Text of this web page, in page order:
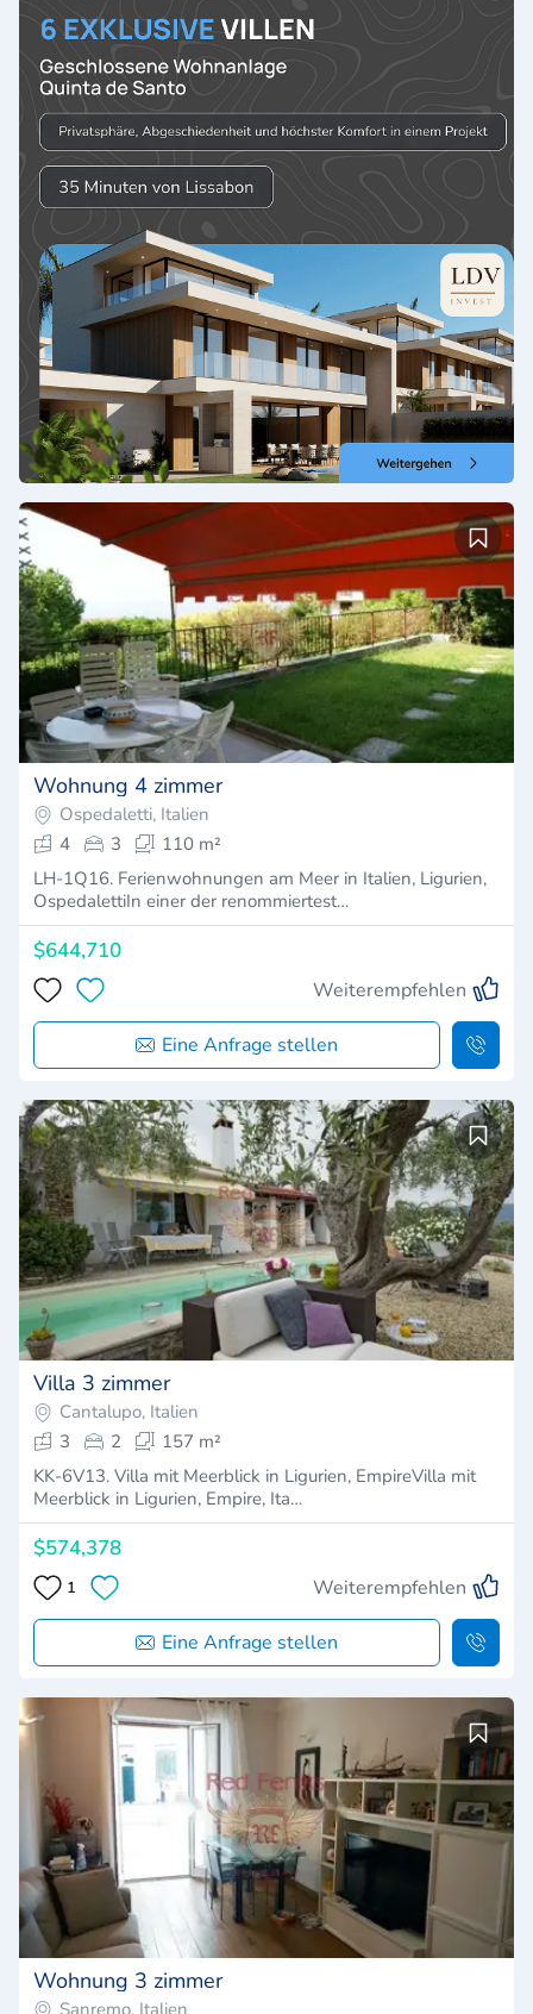
Wohnung 4 zimmer
Ospedaletti, Italien
4
3
110 m²
LH-1Q16. Ferienwohnungen am Meer in Italien, Ligurien,
OspedalettiIn einer der renommiertest…
$644,710
Weiterempfehlen
Eine Anfrage stellen
Villa 3 zimmer
Cantalupo, Italien
3
2
157 m²
KK-6V13. Villa mit Meerblick in Ligurien, EmpireVilla mit
Meerblick in Ligurien, Empire, Ita…
$574,378
1 Weiterempfehlen
Eine Anfrage stellen
Wohnung 3 zimmer
Sanremo, Italien